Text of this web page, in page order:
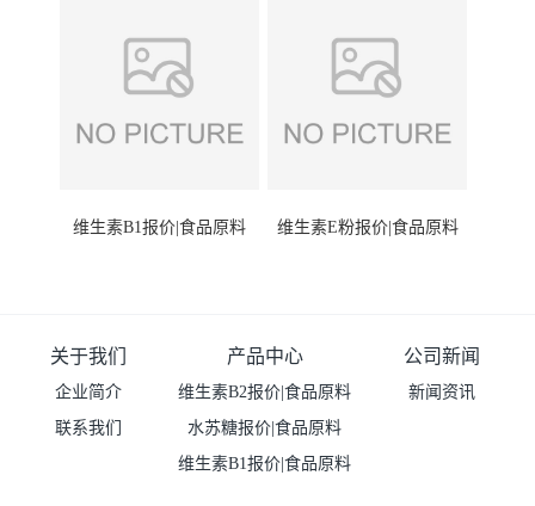
维生素B1报价|食品原料 维生素E粉报价|食品原料
关于我们
企业简介
联系我们
产品中心
维生素B2报价|食品原料
水苏糖报价|食品原料
维生素B1报价|食品原料
公司新闻
新闻资讯